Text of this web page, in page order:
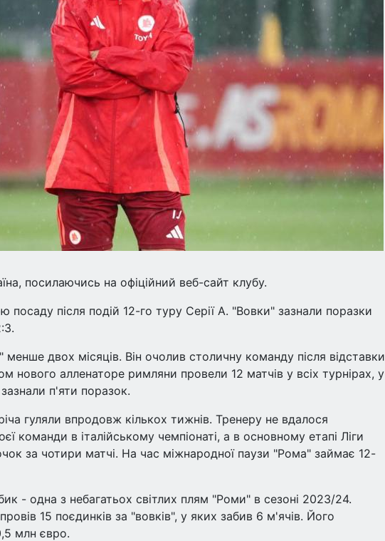
посилаючись на офіційний веб-сайт клубу.
після подій 12-го туру Серії A. "Вовки" зазнали поразки
двох місяців. Він очолив столичну команду після відставки
нового алленаторе римляни провели 12 матчів у всіх турнірах, у
п'яти поразок.
гуляли впродовж кількох тижнів. Тренеру не вдалося
команди в італійському чемпіонаті, а в основному етапі Ліги
за чотири матчі. На час міжнародної паузи "Рома" займає 12-
- одна з небагатьох світлих плям "Роми" в сезоні 2023/24.
15 поєдинків за "вовків", у яких забив 6 м'ячів. Його
млн євро.